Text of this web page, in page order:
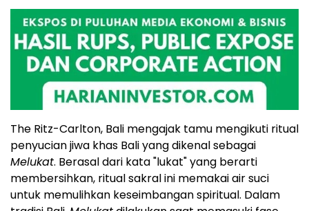
The Ritz-Carlton, Bali mengajak tamu mengikuti ritual
penyucian jiwa khas Bali yang dikenal sebagai
Melukat. Berasal dari kata "lukat" yang berarti
membersihkan, ritual sakral ini memakai air suci
untuk memulihkan keseimbangan spiritual. Dalam